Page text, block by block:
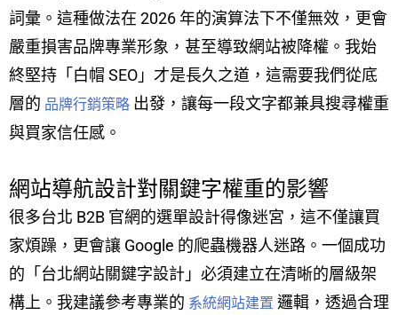
詞彙。這種做法在 2026 年的演算法下不僅無效，更會
嚴重損害品牌專業形象，甚至導致網站被降權。我始
終堅持「白帽 SEO」才是長久之道，這需要我們從底
層的 品牌行銷策略 出發，讓每一段文字都兼具搜尋權重
與買家信任感。
網站導航設計對關鍵字權重的影響
很多台北 B2B 官網的選單設計得像迷宮，這不僅讓買
家煩躁，更會讓 Google 的爬蟲機器人迷路。一個成功
的「台北網站關鍵字設計」必須建立在清晰的層級架
構上。我建議參考專業的 系統網站建置 邏輯，透過合理